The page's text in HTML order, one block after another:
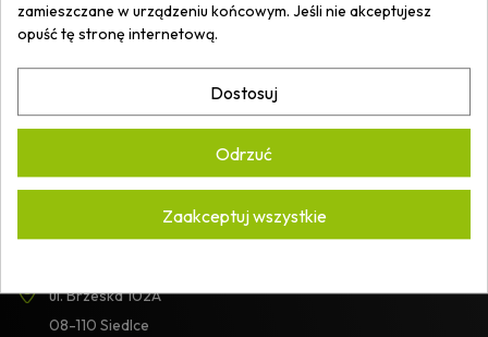
Politykę prywatności.
ARTECH ARKADIUSZ WASILUK
ul. Brzeska 102A
08-110 Siedlce
zamieszczane w urządzeniu końcowym. Jeśli nie akceptujesz
opuść tę stronę internetową.
Dostosuj
Odrzuć
Zaakceptuj wszystkie